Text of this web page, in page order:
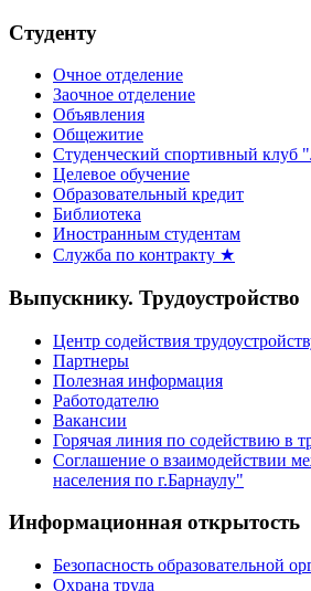
Студенту
Очное отделение
Заочное отделение
Объявления
Общежитие
Студенческий спортивный клуб
Целевое обучение
Образовательный кредит
Библиотека
Иностранным студентам
Служба по контракту ★
Выпускнику. Трудоустройство
Центр содействия
Партнеры
Полезная информация
Работодателю
Вакансии
Горячая линия по содействию в
Соглашение о взаимодействии
населения по г.Барнаулу"
Информационная открытость
Безопасность образовательной
Охрана труда